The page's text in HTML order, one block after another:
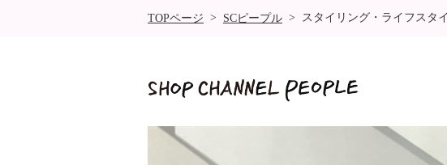
SALE
TOPページ > SCピープル > スタイリング・ライフスタ